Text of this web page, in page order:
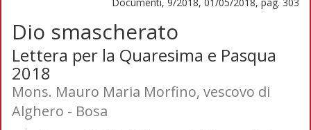
Dio smascherato
Lettera per la Quaresima e Pasqua
2018
Mons. Mauro Maria Morfino, vescovo di
Alghero - Bosa